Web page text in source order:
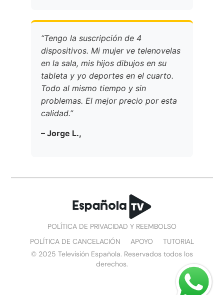
“Tengo la suscripción de 4
dispositivos. Mi mujer ve telenovelas
en la sala, mis hijos dibujos en su
tableta y yo deportes en el cuarto.
Todo al mismo tiempo y sin
problemas. El mejor precio por esta
calidad.”
– Jorge L.,
POLÍTICA DE PRIVACIDAD Y REEMBOLSO
POLÍTICA DE CANCELACIÓN
APOYO
TUTORIAL
© 2025 Televisión Española. Reservados todos los
derechos.